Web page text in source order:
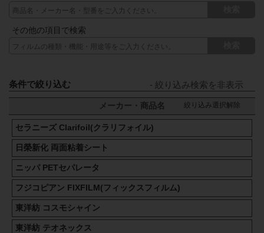
その他の項目で検索
条件で絞り込む
メーカー・商品名 絞り込み選択解除
セラニーズ Clarifoil(クラリフォイル)
日榮新化 両面粘着シート
ニッパ PETセパレータ
フジコピアン FIXFILM(フィックスフィルム)
東洋紡 コスモシャイン
東洋紡 テオネックス